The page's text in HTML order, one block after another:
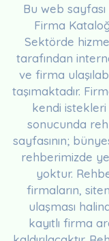
Bu web sayfası
Firma
Sektörde
tarafından
ve firma
taşımaktadır.
kendi
sonucunda
sayfasının;
rehberimizde
yoktur.
firmaların,
ulaşması
kayıtlı firma